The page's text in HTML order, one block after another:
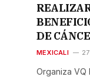
DE
MEXICALI
Organiza VQ